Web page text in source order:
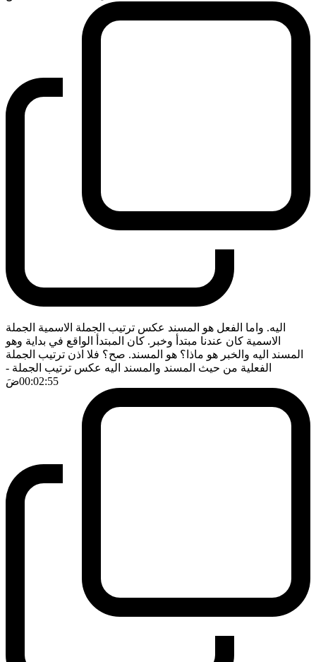
اليه. واما الفعل هو المسند عكس ترتيب الجملة الاسمية الجملة
الاسمية كان عندنا مبتدأ وخبر. كان المبتدأ الواقع في بداية وهو
المسند اليه والخبر هو ماذا؟ هو المسند. صح؟ فلا اذن ترتيب الجملة
الفعلية من حيث المسند والمسند اليه عكس ترتيب الجملة -
00:02:55ضَ